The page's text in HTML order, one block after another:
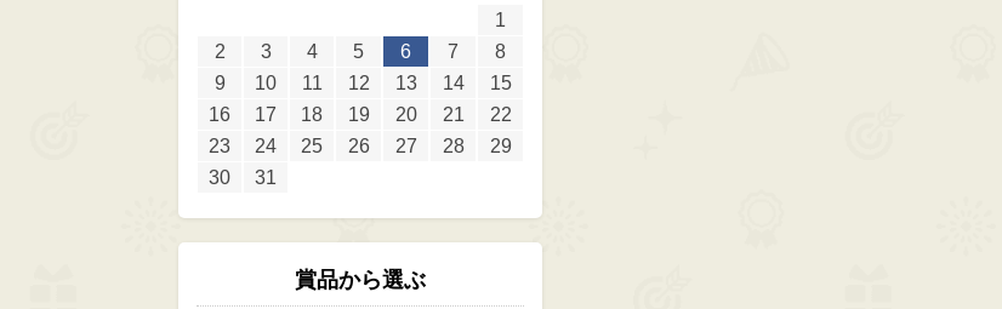
1
2
3 4 5 6 7
8
9
10 11 12 13 14
15
16
17 18 19 20 21
22
23
24 25 26 27 28
29
30
31
賞品から選ぶ